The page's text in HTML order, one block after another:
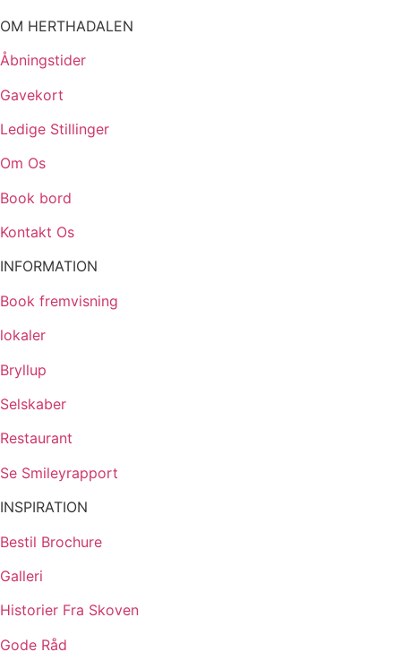
OM HERTHADALEN
Åbningstider
Gavekort
Ledige Stillinger
Om Os
Book bord
Kontakt Os
INFORMATION
Book fremvisning
lokaler
Bryllup
Selskaber
Restaurant
Se Smileyrapport
INSPIRATION
Bestil Brochure
Galleri
Historier Fra Skoven
Gode Råd